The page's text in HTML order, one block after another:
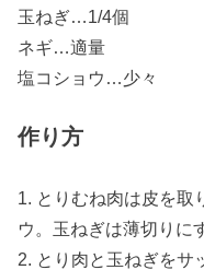
玉ねぎ…1/4個
ネギ…適量
塩コショウ…少々
作り方
1. とりむね肉は皮を取
ウ。玉ねぎは薄切りに
2. とり肉と玉ねぎをサ